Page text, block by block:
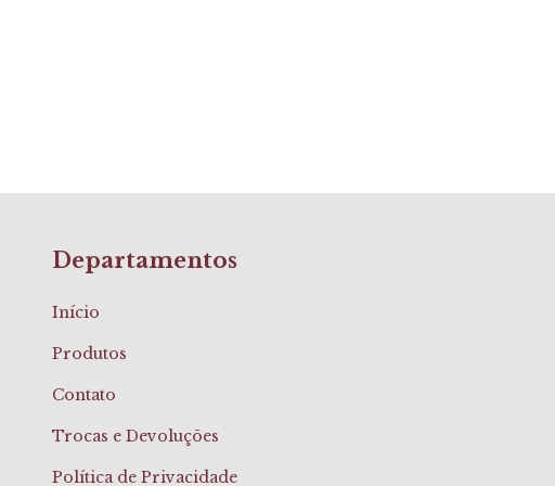
Departamentos
Início
Produtos
Contato
Trocas e Devoluções
Política de Privacidade